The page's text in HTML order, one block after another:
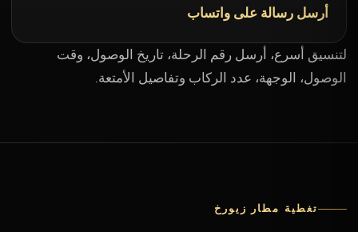
أرسل رسالة على واتساب
لتنسيق أسرع، أرسل رقم الرحلة، تاريخ الوصول، وقت
الوصول، الوجهة، عدد الركاب وتفاصيل الأمتعة.
تغطية مطار زيورخ